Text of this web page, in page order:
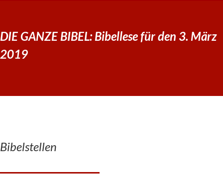
DIE GANZE BIBEL: Bibellese für den 3. März
2019
Bibelstellen